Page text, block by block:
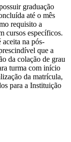
graduação
até o mês
requisito a
cursos específicos.
na pós-
que a
da colação de grau
turma com início
da matrícula,
para a Instituição